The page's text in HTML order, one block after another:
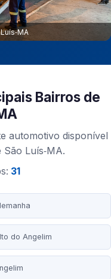
Bairros de
automotivo disponível
Luís‑MA.
31
do Angelim